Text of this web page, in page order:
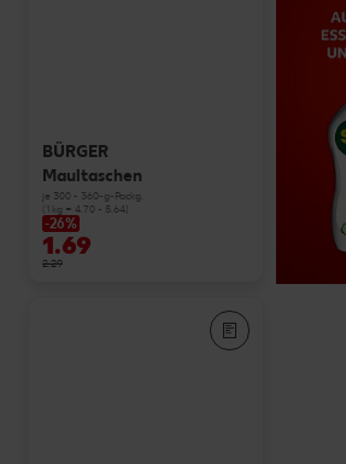
BÜRGER
Maultaschen
je 300 - 360-g-Packg.
(1 kg = 4.70 - 5.64)
-26%
1.69
2.29